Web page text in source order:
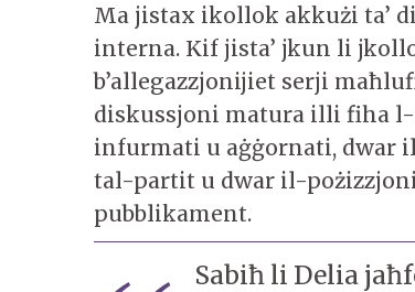
Ma jistax ikollok akkużi ta’
interna. Kif jista’ jkun li
b’allegazzjonijiet serji
diskussjoni matura illi fiha
infurmati u aġġornati, dwar
tal-partit u dwar il-
pubblikament.
Sabiħ li Delia